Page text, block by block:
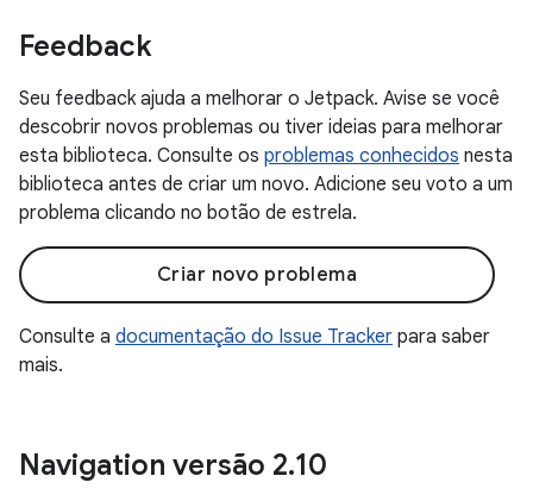
Feedback
Seu feedback ajuda a melhorar o Jetpack. Avise se você
descobrir novos problemas ou tiver ideias para melhorar
esta biblioteca. Consulte os problemas conhecidos nesta
biblioteca antes de criar um novo. Adicione seu voto a um
problema clicando no botão de estrela.
Criar novo problema
Consulte a documentação do Issue Tracker para saber
mais.
Navigation versão 2.10